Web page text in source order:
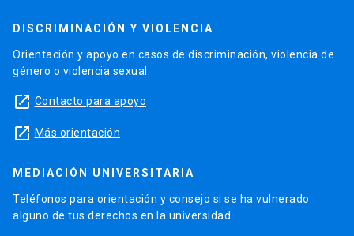
DISCRIMINACIÓN Y VIOLENCIA
Orientación y apoyo en casos de discriminación, violencia de
género o violencia sexual.
launch Contacto para apoyo
launch Más orientación
MEDIACIÓN UNIVERSITARIA
Teléfonos para orientación y consejo si se ha vulnerado
alguno de tus derechos en la universidad.